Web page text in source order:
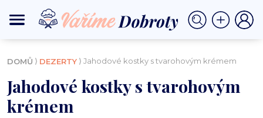
DOMŮ ⟩ DEZERTY ⟩ Jahodové kostky s tvarohovým krémem
Jahodové kostky s tvarohovým
krémem